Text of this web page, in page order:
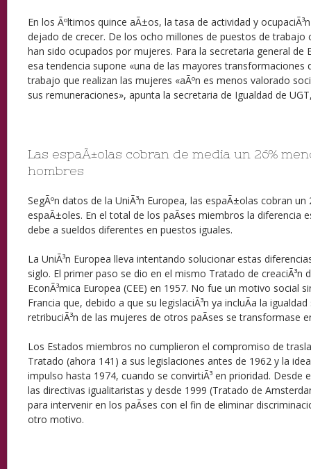
En los Ãºltimos quince aÃ±os, la tasa de actividad y
dejado de crecer. De los ocho millones de puestos de trabajo
han sido ocupados por mujeres. Para la secretaria general de
esa tendencia supone «una de las mayores transformaciones
trabajo que realizan las mujeres «aÃºn es menos valorado
sus remuneraciones», apunta la secretaria de Igualdad de
Las espaÃ±olas cobran de media un 26%
hombres
SegÃºn datos de la UniÃ³n Europea, las espaÃ±olas cobran
espaÃ±oles. En el total de los paÃ­ses miembros la diferencia
debe a sueldos diferentes en puestos iguales.
La UniÃ³n Europea lleva intentando solucionar estas
siglo. El primer paso se dio en el mismo Tratado de creaciÃ³n
EconÃ³mica Europea (CEE) en 1957. No fue un motivo social
Francia que, debido a que su legislaciÃ³n ya incluÃ­a la
retribuciÃ³n de las mujeres de otros paÃ­ses se transformase
Los Estados miembros no cumplieron el compromiso de
Tratado (ahora 141) a sus legislaciones antes de 1962 y la
impulso hasta 1974, cuando se convirtiÃ³ en prioridad. Desde
las directivas igualitaristas y desde 1999 (Tratado de
para intervenir en los paÃ­ses con el fin de eliminar
otro motivo.